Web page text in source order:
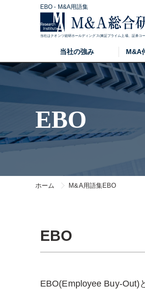
EBO - M&A用語集
当社はクオンツ総研ホールディングス(東証プライム上場、証券コ
当社の強み M&A
EBO
ホーム M&A用語集EBO
EBO
EBO(Employee Buy-Out)